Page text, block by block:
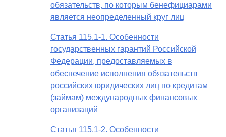
обязательств, по которым бенефициарами
является неопределенный круг лиц
Статья 115.1-1. Особенности
государственных гарантий Российской
Федерации, предоставляемых в
обеспечение исполнения обязательств
российских юридических лиц по кредитам
(займам) международных финансовых
организаций
Статья 115.1-2. Особенности